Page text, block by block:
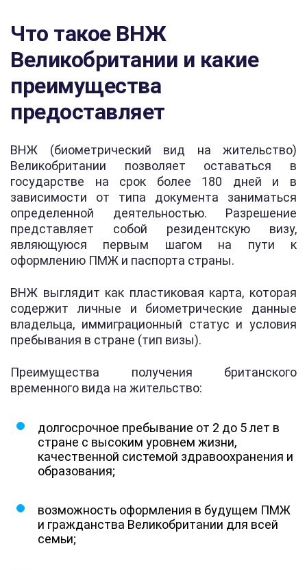
Что такое ВНЖ
Великобритании и какие
преимущества
предоставляет
ВНЖ (биометрический вид на жительство)
Великобритании позволяет оставаться в
государстве на срок более 180 дней и в
зависимости от типа документа заниматься
определенной деятельностью. Разрешение
представляет собой резидентскую визу,
являющуюся первым шагом на пути к
оформлению ПМЖ и паспорта страны.
ВНЖ выглядит как пластиковая карта, которая
содержит личные и биометрические данные
владельца, иммиграционный статус и условия
пребывания в стране (тип визы).
Преимущества получения британского
временного вида на жительство:
долгосрочное пребывание от 2 до 5 лет в
стране с высоким уровнем жизни,
качественной системой здравоохранения и
образования;
возможность оформления в будущем ПМЖ
и гражданства Великобритании для всей
семьи;